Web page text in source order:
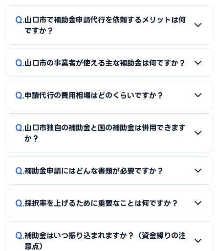
Q 山口市で補助金申請代行を依頼するメリットは何
ですか？
A
補助金は事業計画書の完成度で採択率が大きく変わりま
成、必要書類の整備、申請システム（電子申請）の操作、採
択後の実績報告まで一貫してサポートを受けられます。本業に
Q 山口市の事業者が使える主な補助金は何ですか？
A
国の「ものづくり補助金」「IT導入補助金」「小規模事
投資補助金」に加え、山口市独自の補助金・助成金が活用で
きます。詳しくは本記事の「山口市独自の補助金制度」「国
の主要補助金」の各セクションをご覧ください。
Q 申請代行の費用相場はどのくらいですか？
A
一般的に「着手金（無料〜数万円）＋成功報酬（採択額
の10〜15%程度）」の体系が多く、完全成功報酬型の事務所
約前に見積もりと報酬条件を必ず確認しましょう。当サイト
では山口市に対応した実績豊富な専門家を無料でご紹介して
Q 山口市独自の補助金と国の補助金は併用できます
か？
A
同一経費への重複申請はできませんが、対象経費を「設備
金）」のように分けることで、異なる経費項目について両方
を活用できるケースがあります。経費按分の計画は事前に専門
Q 補助金申請にはどんな書類が必要ですか？
A
一般的に、事業計画書、見積書、決算書（直近2期分）、
類（賃上げ表明・事業継続力強化計画の認定等）も求められ
ます。申請代行ではこれらの書類整備と不備チェックを代行
し、差し戻しによる遅延を防ぎます。
Q 採択率を上げるために重要なことは何ですか？
A
①公募要領の加点項目を漏れなく満たすこと、②課題・解
決策・効果を定量的（数値）で示すこと、③事業の革新性と
Q 補助金はいつ振り込まれますか？（資金繰りの注
意点）